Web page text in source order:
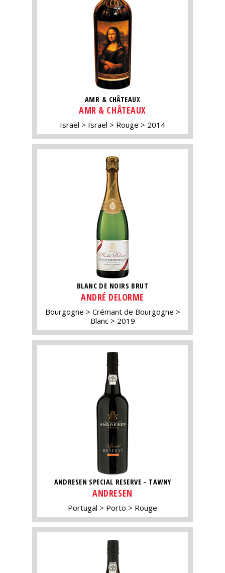
AMR & CHÂTEAUX
AMR & CHÂTEAUX
Israël Israël Rouge 2014
BLANC DE NOIRS BRUT
ANDRÉ DELORME
Bourgogne
Crémant de Bourgogne
Blanc
2019
ANDRESEN SPECIAL RESERVE - TAWNY
ANDRESEN
Portugal Porto Rouge